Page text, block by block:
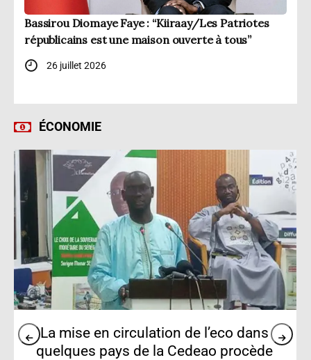
Bassirou Diomaye Faye : “Kiiraay/Les Patriotes
républicains est une maison ouverte à tous”
26 juillet 2026
ÉCONOMIE
dans
procède
Électrification rurale:
deuxième phase du projet